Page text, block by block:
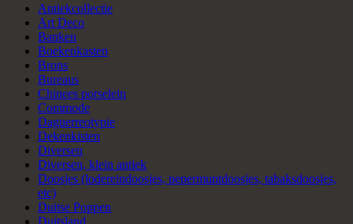
Antiekcollectie
Art Deco
Banken
Boekenkasten
Brons
Bureaus
Chinees porselein
Commode
Daguerreotypie
Dekenkisten
Diversen
Diversen, klein antiek
Doosjes (lodereindoosjes, pepermuntdoosjes, tabaksdoosjes,
etc)
Duitse Poppen
Duitsland